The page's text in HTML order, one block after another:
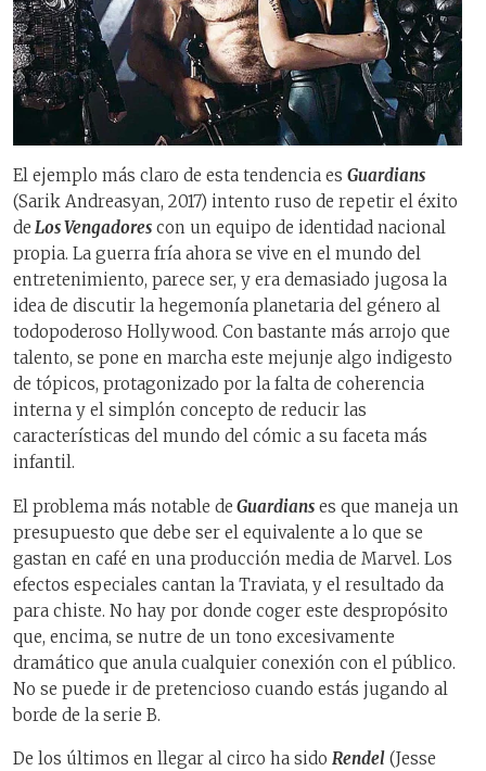
El ejemplo más claro de esta tendencia es Guardians
(Sarik Andreasyan, 2017) intento ruso de repetir el éxito
de Los Vengadores con un equipo de identidad nacional
propia. La guerra fría ahora se vive en el mundo del
entretenimiento, parece ser, y era demasiado jugosa la
idea de discutir la hegemonía planetaria del género al
todopoderoso Hollywood. Con bastante más arrojo que
talento, se pone en marcha este mejunje algo indigesto
de tópicos, protagonizado por la falta de coherencia
interna y el simplón concepto de reducir las
características del mundo del cómic a su faceta más
infantil.
El problema más notable de Guardians es que maneja un
presupuesto que debe ser el equivalente a lo que se
gastan en café en una producción media de Marvel. Los
efectos especiales cantan la Traviata, y el resultado da
para chiste. No hay por donde coger este despropósito
que, encima, se nutre de un tono excesivamente
dramático que anula cualquier conexión con el público.
No se puede ir de pretencioso cuando estás jugando al
borde de la serie B.
De los últimos en llegar al circo ha sido Rendel (Jesse